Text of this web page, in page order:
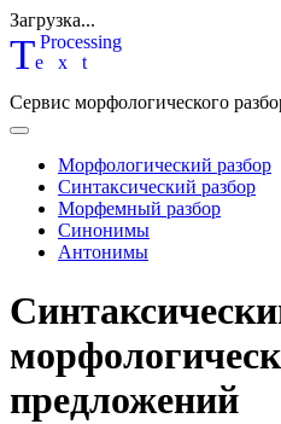
Загрузка...
Text
Processing
Сервис морфологического
Морфологический разбор
Синтаксический разбор
Морфемный разбор
Синонимы
Антонимы
предложений